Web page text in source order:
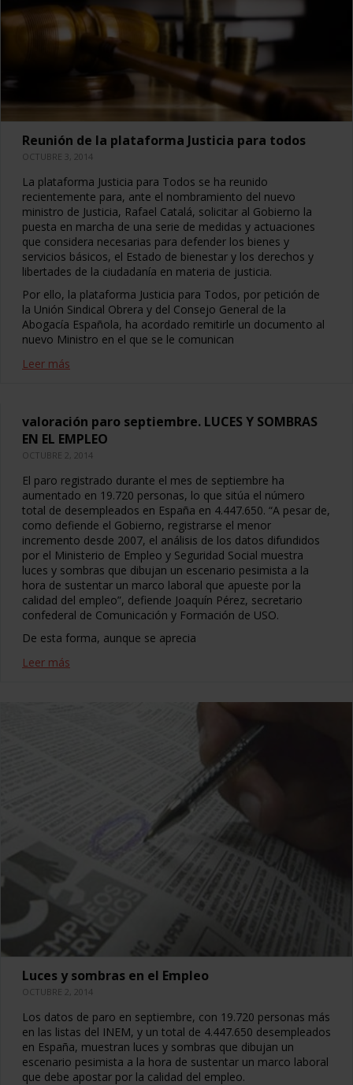
Reunión de la plataforma Justicia para todos
OCTUBRE 3, 2014
La plataforma Justicia para Todos se ha reunido
recientemente para, ante el nombramiento del nuevo
ministro de Justicia, Rafael Catalá, solicitar al Gobierno la
puesta en marcha de una serie de medidas y actuaciones
que considera necesarias para defender los bienes y
servicios básicos, el Estado de bienestar y los derechos y
libertades de la ciudadanía en materia de justicia.
Por ello, la plataforma Justicia para Todos, por petición de
la Unión Sindical Obrera y del Consejo General de la
Abogacía Española, ha acordado remitirle un documento al
nuevo Ministro en el que se le comunican
Leer más
valoración paro septiembre. LUCES Y SOMBRAS
EN EL EMPLEO
OCTUBRE 2, 2014
El paro registrado durante el mes de septiembre ha
aumentado en 19.720 personas, lo que sitúa el número
total de desempleados en España en 4.447.650. “A pesar de,
como defiende el Gobierno, registrarse el menor
incremento desde 2007, el análisis de los datos difundidos
por el Ministerio de Empleo y Seguridad Social muestra
luces y sombras que dibujan un escenario pesimista a la
hora de sustentar un marco laboral que apueste por la
calidad del empleo”, defiende Joaquín Pérez, secretario
confederal de Comunicación y Formación de USO.
De esta forma, aunque se aprecia
Leer más
Luces y sombras en el Empleo
OCTUBRE 2, 2014
Los datos de paro en septiembre, con 19.720 personas más
en las listas del INEM, y un total de 4.447.650 desempleados
en España, muestran luces y sombras que dibujan un
escenario pesimista a la hora de sustentar un marco laboral
que debe apostar por la calidad del empleo.